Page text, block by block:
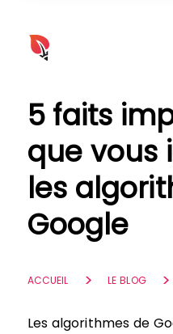
5 faits
que vous
les
Google
ACCUEIL LE BLOG
Les algorithmes de